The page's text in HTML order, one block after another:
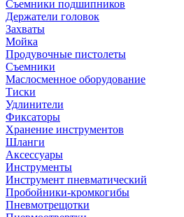
Съемники подшипников
Держатели головок
Захваты
Мойка
Продувочные пистолеты
Съемники
Маслосменное оборудование
Тиски
Удлинители
Фиксаторы
Хранение инструментов
Шланги
Аксессуары
Инструменты
Инструмент пневматический
Пробойники-кромкогибы
Пневмотрещотки